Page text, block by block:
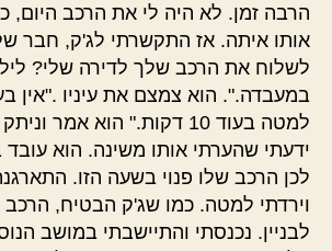
הרבה זמן. לא היה לי את הרכב היום,
אותו איתה. אז התקשרתי לג'ק, חבר
לשלוח את הרכב שלך לדירה שלי?
במעבדה.". הוא צמצם את עיניו ."אין
למטה בעוד 10 דקות." הוא אמר
ידעתי שהערתי אותו משינה. הוא עובד
לכן הרכב שלו פנוי בשעה הזו.
וירדתי למטה. כמו שג'ק הבטיח, הרכב
לבניין. נכנסתי והתיישבתי במושב